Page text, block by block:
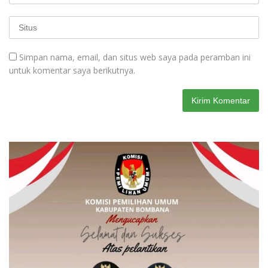
Simpan nama, email, dan situs web saya pada peramban ini
untuk komentar saya berikutnya.